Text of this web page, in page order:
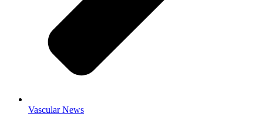
Vascular News